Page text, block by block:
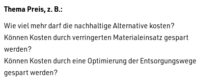
Thema Preis, z. B.:
Wie viel mehr darf die nachhaltige Alternative kosten?
Können Kosten durch verringerten Materialeinsatz gespart
werden?
Können Kosten durch eine Optimierung der Entsorgungswege
gespart werden?